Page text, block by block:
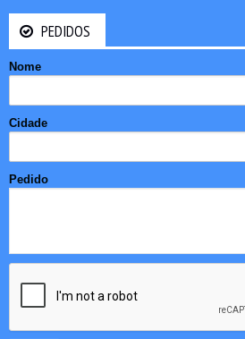
PEDIDOS
Nome
Cidade
Pedido